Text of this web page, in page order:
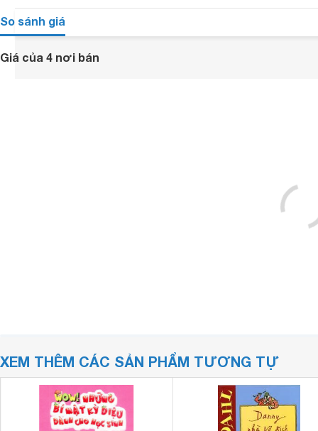
So sánh giá
Giá của 4 nơi bán
XEM THÊM CÁC SẢN PHẨM TƯƠNG TỰ